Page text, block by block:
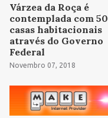
Várzea da Roça é
contemplada com 50
casas habitacionais
através do Governo
Federal
Novembro 07, 2018